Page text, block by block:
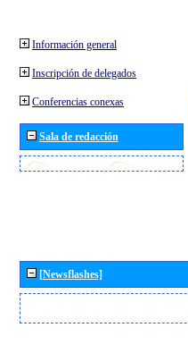
Información general
Inscripción de delegados
Conferencias conexas
Sala de redacción
[Newsflashes]